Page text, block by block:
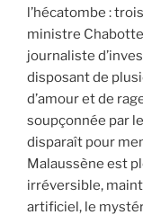
l’hécatombe :
ministre
journaliste
disposant de
d’amour et de
soupçonnée par
disparaît pour
Malaussène est
irréversible,
artificiel, le